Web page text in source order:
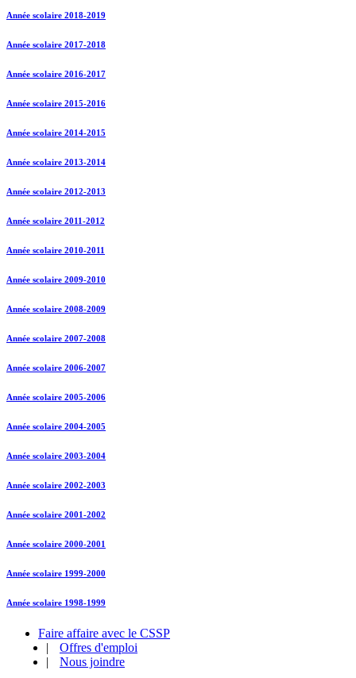
Année scolaire 2018-2019
Année scolaire 2017-2018
Année scolaire 2016-2017
Année scolaire 2015-2016
Année scolaire 2014-2015
Année scolaire 2013-2014
Année scolaire 2012-2013
Année scolaire 2011-2012
Année scolaire 2010-2011
Année scolaire 2009-2010
Année scolaire 2008-2009
Année scolaire 2007-2008
Année scolaire 2006-2007
Année scolaire 2005-2006
Année scolaire 2004-2005
Année scolaire 2003-2004
Année scolaire 2002-2003
Année scolaire 2001-2002
Année scolaire 2000-2001
Année scolaire 1999-2000
Année scolaire 1998-1999
Faire affaire avec le CSSP
Offres d'emploi
Nous joindre